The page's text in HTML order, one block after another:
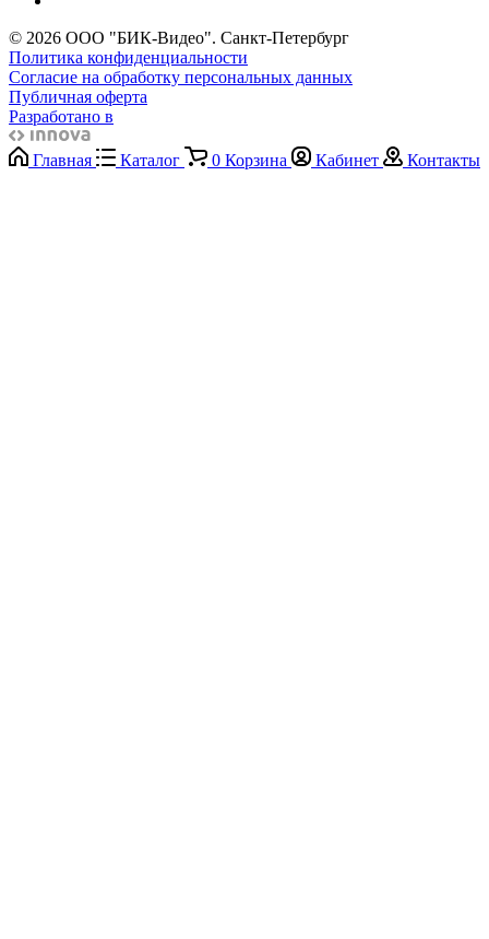
© 2026 ООО "БИК-Видео". Санкт-Петербург
Политика конфиденциальности
Согласие на обработку персональных данных
Публичная оферта
Разработано в
Главная Каталог 0 Корзина Кабинет Контакты